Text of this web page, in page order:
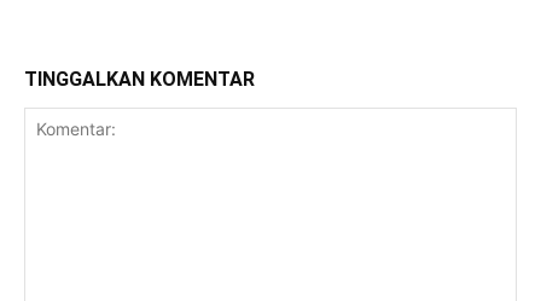
TINGGALKAN KOMENTAR